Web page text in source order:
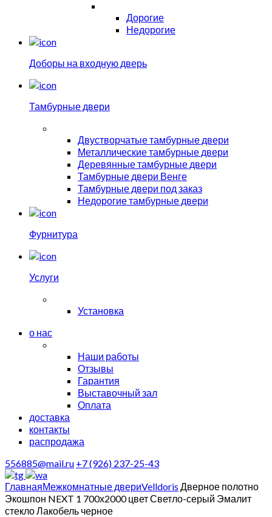
Дорогие
Недорогие
Доборы на входную дверь
Тамбурные двери
Двустворчатые тамбурные двери
Металлические тамбурные двери
Деревянные тамбурные двери
Тамбурные двери Венге
Тамбурные двери под заказ
Недорогие тамбурные двери
Фурнитура
Услуги
Установка
о нас
Наши работы
Отзывы
Гарантия
Выставочный зал
Оплата
доставка
контакты
распродажа
556885@mail.ru +7 (926) 237-25-43
ГлавнаяМежкомнатные двериVelldoris Дверное полотно
Экошпон NEXT 1 700х2000 цвет Светло-серый Эмалит
стекло Лакобель черное